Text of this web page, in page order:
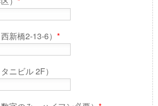
新橋2-13-6） *
ニビル 2F）